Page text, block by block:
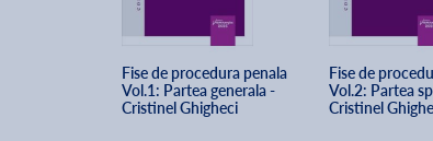
Fise de procedura penala
Vol.1: Partea generala -
Cristinel Ghigheci
Fise de
Vol.2: Partea
Cristinel